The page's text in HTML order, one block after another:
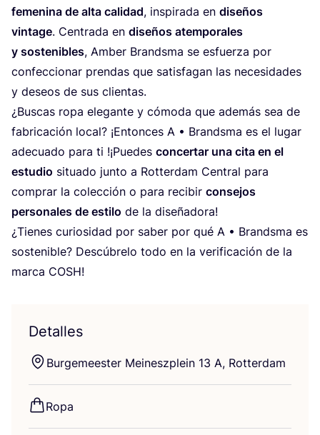
feme­ni­na de alta cali­dad, ins­pi­ra­da en dise­ños
vin­ta­ge. Cen­tra­da en dise­ños atem­po­ra­les
y sos­te­ni­bles, Amber Brands­ma se esfuer­za por
con­fec­cio­nar pren­das que satis­fa­gan las nece­si­da­des
y deseos de sus clientas.
¿Bus­cas ropa ele­gan­te y cómo­da que ade­más sea de
fabri­ca­ción local? ¡Enton­ces A • Brands­ma es el lugar
ade­cua­do para ti !¡Pue­des con­cer­tar una cita en el
estu­dio situa­do jun­to a Rot­ter­dam Cen­tral para
com­prar la colec­ción o para reci­bir con­se­jos
per­so­na­les de esti­lo de la diseñadora!
¿Tie­nes curio­si­dad por saber por qué A • Brands­ma es
sos­te­ni­ble? Des­cú­bre­lo todo en la veri­fi­ca­ción de la
mar­ca COSH!
Detalles
Bur­ge­mees­ter Mei­nesz­plein 13 A, Rotterdam
Ropa